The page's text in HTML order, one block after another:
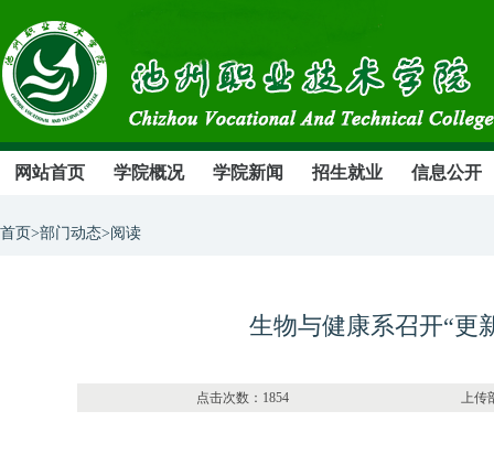
网站首页 学院概况 学院新闻 招生就业 信息公开
首页>部门动态>阅读
生物与健康系召开“更
点击次数：1854 上传部门